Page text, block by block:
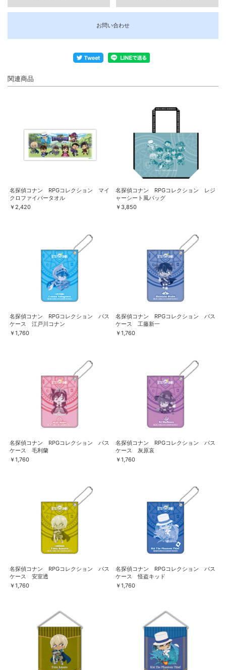
お問い合わせ
関連商品
名探偵コナン RPGコレクション マイ
クロファイバータオル
￥2,420
名探偵コナン RPGコレクション レジ
ャーシート風バッグ
￥3,850
名探偵コナン RPGコレクション パス
ケース 江戸川コナン
￥1,760
名探偵コナン RPGコレクション パス
ケース 工藤新一
￥1,760
名探偵コナン RPGコレクション パス
ケース 毛利蘭
￥1,760
名探偵コナン RPGコレクション パス
ケース 灰原哀
￥1,760
名探偵コナン RPGコレクション パス
ケース 安室透
￥1,760
名探偵コナン RPGコレクション パス
ケース 怪盗キッド
￥1,760